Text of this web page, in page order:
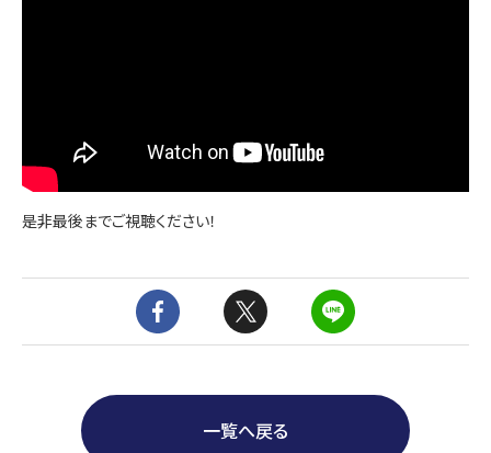
是非最後までご視聴ください！
一覧へ戻る